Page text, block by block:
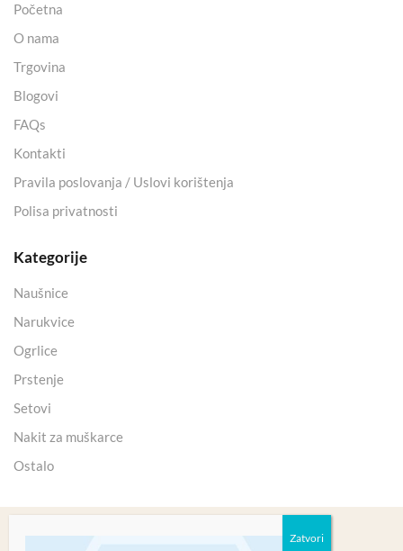
Početna
O nama
Trgovina
Blogovi
FAQs
Kontakti
Pravila poslovanja / Uslovi korištenja
Polisa privatnosti
Kategorije
Naušnice
Narukvice
Ogrlice
Prstenje
Setovi
Nakit za muškarce
Ostalo